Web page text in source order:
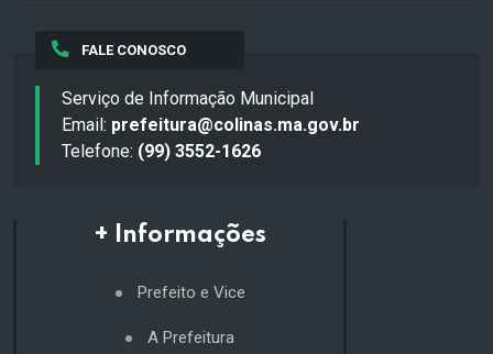
FALE CONOSCO
Serviço de Informação Municipal
Email: prefeitura@colinas.ma.gov.br
Telefone: (99) 3552-1626
+ Informações
Prefeito e Vice
A Prefeitura